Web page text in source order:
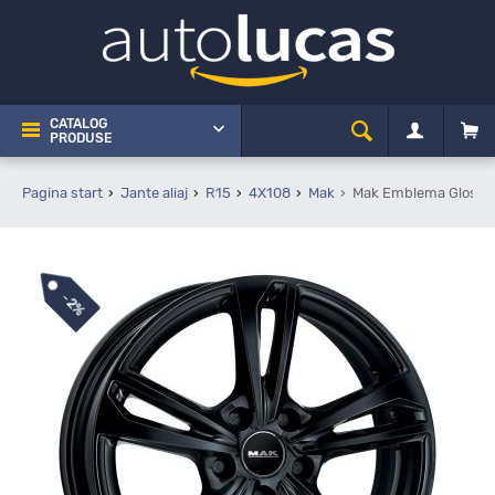
CATALOG
PRODUSE
Pagina start Jante aliaj R15 4X108 Mak Mak Emblema Gloss
-
2%